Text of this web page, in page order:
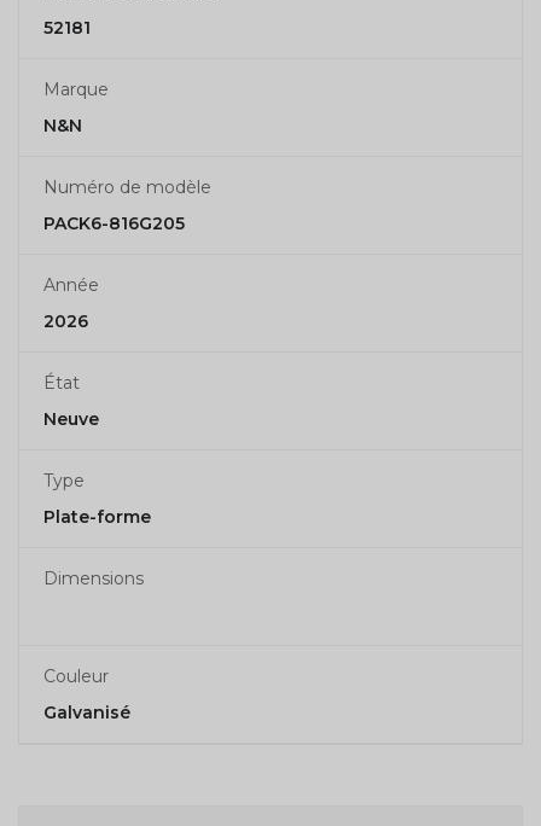
52181
Marque
N&N
Numéro de modèle
PACK6-816G205
Année
2026
État
Neuve
Type
Plate-forme
Dimensions
Couleur
Galvanisé